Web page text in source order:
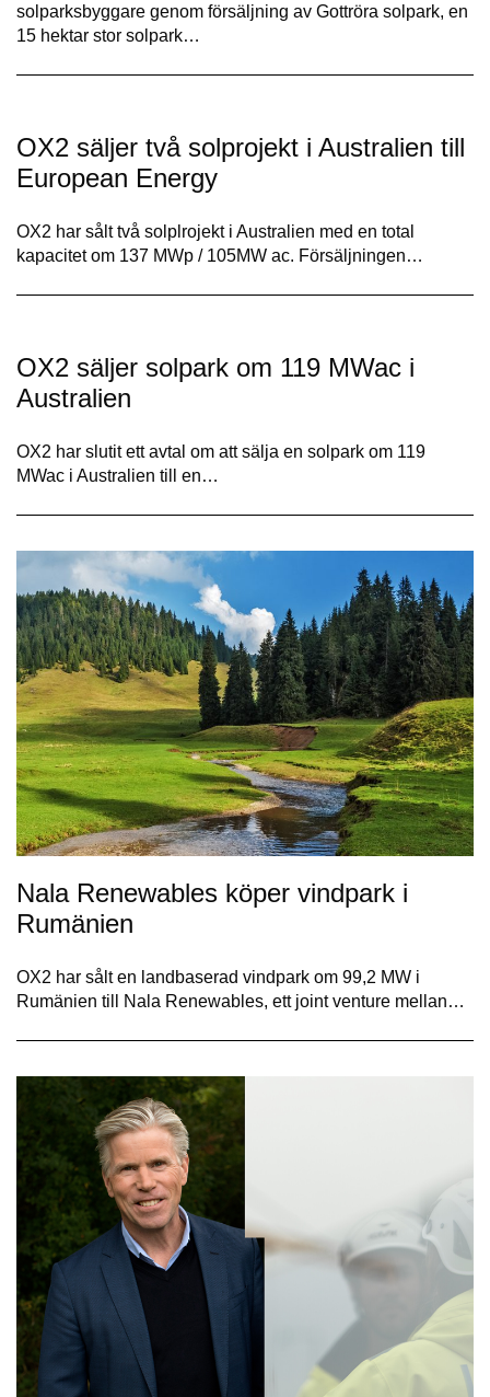
solparksbyggare genom försäljning av Gottröra solpark, en
15 hektar stor solpark…
OX2 säljer två solprojekt i Australien till
European Energy
OX2 har sålt två solplrojekt i Australien med en total
kapacitet om 137 MWp / 105MW ac. Försäljningen…
OX2 säljer solpark om 119 MWac i
Australien
OX2 har slutit ett avtal om att sälja en solpark om 119
MWac i Australien till en…
Nala Renewables köper vindpark i
Rumänien
OX2 har sålt en landbaserad vindpark om 99,2 MW i
Rumänien till Nala Renewables, ett joint venture mellan…